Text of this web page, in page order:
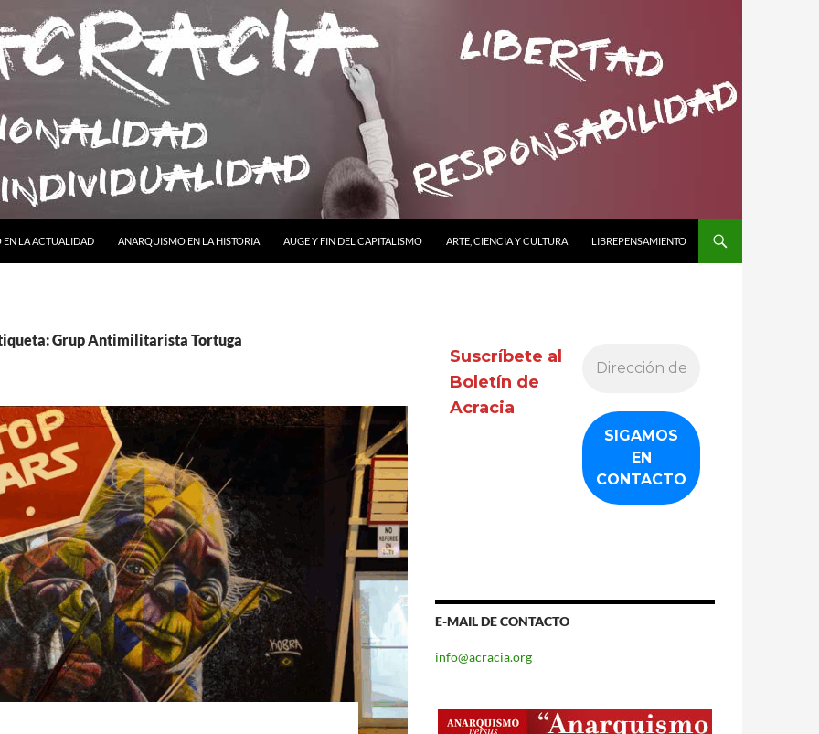
LA ACTUALIDAD
ANARQUISMO EN LA HISTORIA AUGE Y FIN DEL CAPITALISMO ARTE, CIENCIA Y CULTURA LIBREPENSAMIENTO
Grup Antimilitarista Tortuga
Suscríbete al
Boletín de
Acracia
E-MAIL DE CONTACTO
info@acracia.org